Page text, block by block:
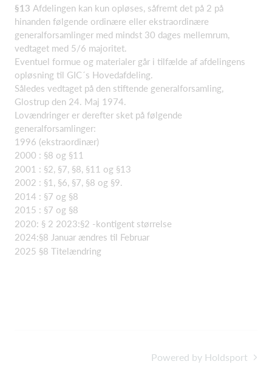
§13 Afdelingen kan kun opløses, såfremt det på 2 på
hinanden følgende ordinære eller ekstraordinære
generalforsamlinger med mindst 30 dages mellemrum,
vedtaget med 5/6 majoritet.
Eventuel formue og materialer går i tilfælde af afdelingens
opløsning til GIC´s Hovedafdeling.
Således vedtaget på den stiftende generalforsamling,
Glostrup den 24. Maj 1974.
Lovændringer er derefter sket på følgende
generalforsamlinger:
1996 (ekstraordinær)
2000 : §8 og §11
2001 : §2, §7, §8, §11 og §13
2002 : §1, §6, §7, §8 og §9.
2014 : §7 og §8
2015 : §7 og §8
2020: § 2 2023:§2 -kontigent størrelse
2024:§8 Januar ændres til Februar
2025 §8 Titelændring
Powered by Holdsport